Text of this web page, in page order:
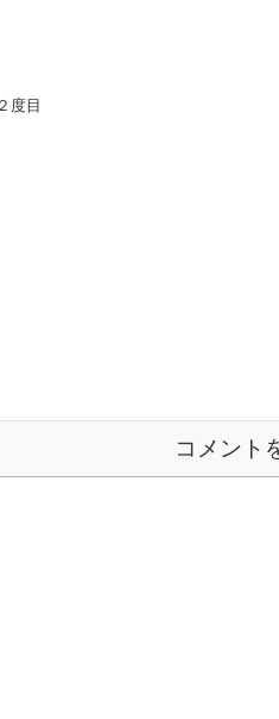
２度目
コメント